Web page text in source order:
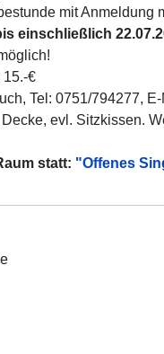
mit Anmeldung
einschließlich
15.-€
Tel: 0751/794277,
evl. Sitzkissen.
statt: "Offenes